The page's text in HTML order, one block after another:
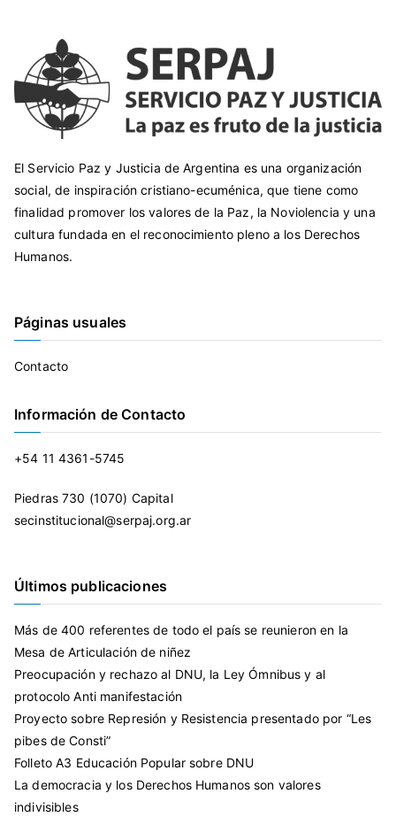
El Servicio Paz y Justicia de Argentina es una organización
social, de inspiración cristiano-ecuménica, que tiene como
finalidad promover los valores de la Paz, la Noviolencia y una
cultura fundada en el reconocimiento pleno a los Derechos
Humanos.
Páginas usuales
Contacto
Información de Contacto
+54 11 4361-5745
Piedras 730 (1070) Capital
secinstitucional@serpaj.org.ar
Últimos publicaciones
Más de 400 referentes de todo el país se reunieron en la
Mesa de Articulación de niñez
Preocupación y rechazo al DNU, la Ley Ómnibus y al
protocolo Anti manifestación
Proyecto sobre Represión y Resistencia presentado por “Les
pibes de Consti”
Folleto A3 Educación Popular sobre DNU
La democracia y los Derechos Humanos son valores
indivisibles